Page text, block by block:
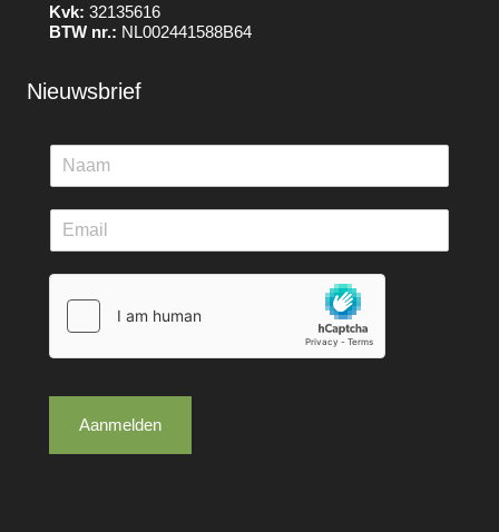
Kvk: 32135616
BTW nr.: NL002441588B64
Nieuwsbrief
Aanmelden